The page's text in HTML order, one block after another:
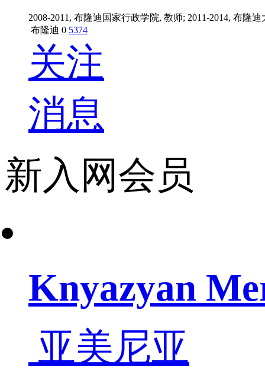
2008-2011, 布隆迪国家行政学院, 教师; 2011-2014, 布隆
布隆迪 0 5374
关注
消息
新入网会员
Knyazyan
亚美尼亚